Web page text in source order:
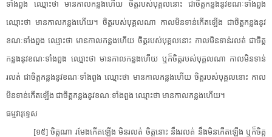
ទាំងពួង ឈ្មោះថា មានកាល​កន្លង​ហើយ ចិត្ត​របស់​បុគ្គល​នោះ ជា​ចិត្ត​កន្លង​នូវ​ខណៈ​ទាំងពួង
ឈ្មោះថា មានកាល​កន្លង​ហើយ។ ចិត្ត​របស់​បុគ្គល​ណា កាល​មិនទាន់​កើតឡើង ជា​ចិត្ត​កន្លង​នូវ​
ខណៈ​ទាំងពួង ឈ្មោះថា មានកាល​កន្លង​ហើយ ចិត្ត​របស់​បុគ្គល​នោះ កាល​មិនទាន់​រលត់ ជា​ចិត្ត​
កន្លង​នូវ​ខណៈ​ទាំងពួង ឈ្មោះថា មានកាល​កន្លង​ហើយ ឬក៏​ចិត្ត​របស់​បុគ្គល​ណា កាល​មិនទាន់​
រលត់ ជា​ចិត្ត​កន្លង​នូវ​ខណៈ​ទាំងពួង ឈ្មោះថា មានកាល​កន្លង​ហើយ ចិត្ត​របស់​បុគ្គល​នោះ កាល​
មិនទាន់​កើតឡើង ជា​ចិត្ត​កន្លង​នូវ​ខណៈ​ទាំងពួង ឈ្មោះថា មានកាល​កន្លង​ហើយ។
ធម្ម​វា​រុទ្ទេស
[១៥] ចិត្ត​ណា រមែង​កើតឡើង មិន​រលត់ ចិត្ត​នោះ នឹង​រលត់ នឹង​មិនកើត​ឡើង ឬក៏​ចិត្ត​